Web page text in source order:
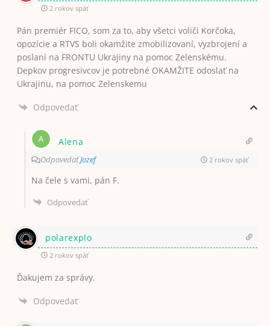
2 rokov späť
Pán premiér FICO, som za to, aby všetci voliči Korčoka,
opozície a RTVS boli okamžite zmobilizovaní, vyzbrojení a
poslaní na FRONTU Ukrajiny na pomoc Zelenskému.
Depkov progresivcov je potrebné OKAMŽITE odoslať na
Ukrajinu, na pomoc Zelenskemu
Odpovedať
Alena
OdpovedaťJozef 2 rokov späť
Na čele s vami, pán F.
Odpovedať
polarexplo
2 rokov späť
Ďakujem za správy.
Odpovedať